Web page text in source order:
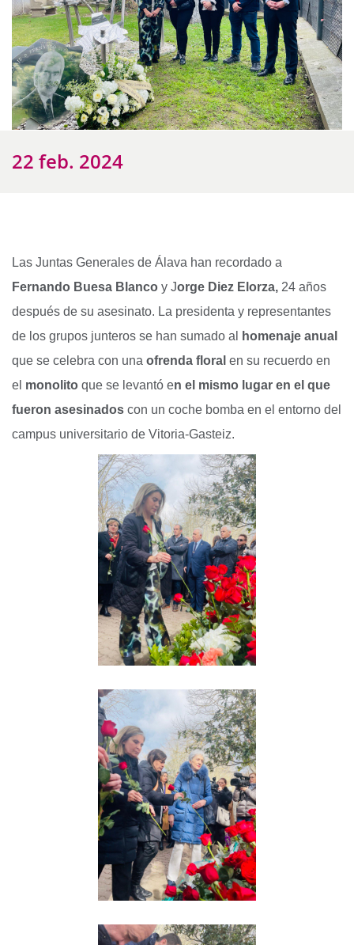
22 feb. 2024
Las Juntas Generales de Álava han recordado a
Fernando Buesa Blanco y Jorge Diez Elorza, 24 años
después de su asesinato. La presidenta y representantes
de los grupos junteros se han sumado al
homenaje anual
que se celebra con una ofrenda floral en su recuerdo en
el monolito que se levantó en el mismo lugar en el que
fueron asesinados con un coche bomba en el entorno del
campus universitario de Vitoria-Gasteiz.